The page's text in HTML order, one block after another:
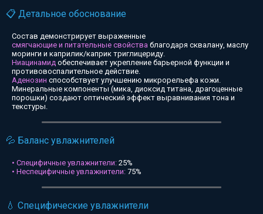
📋 Детальное обоснование
Состав демонстрирует выраженные
смягчающие и питательные свойства благодаря сквалану, маслу
моринги и каприлик/каприк триглицериду.
Ниацинамид обеспечивает укрепление барьерной функции и
противовоспалительное действие.
Аденозин способствует улучшению микрорельефа кожи.
Минеральные компоненты (мика, диоксид титана, драгоценные
порошки) создают оптический эффект выравнивания тона и
текстуры.
💦 Баланс увлажнителей
• Специфичные увлажнители: 25%
• Неспецифичные увлажнители: 75%
💧 Специфические увлажнители